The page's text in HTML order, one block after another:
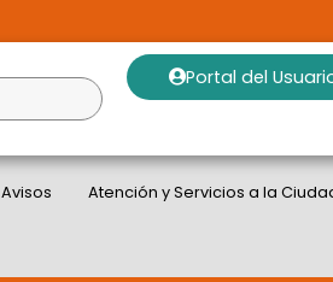
Portal del
Avisos Atención y Servicios a la